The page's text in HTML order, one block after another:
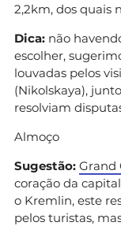
2,2km, dos quais
Dica: não
escolher,
louvadas pelos
(Nikolskaya),
resolviam
Almoço
Sugestão: Grand
coração da
o Kremlin, este
pelos turistas,